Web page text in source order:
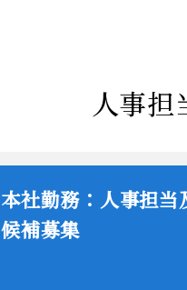
人事担
本社勤務：人事担当
候補募集